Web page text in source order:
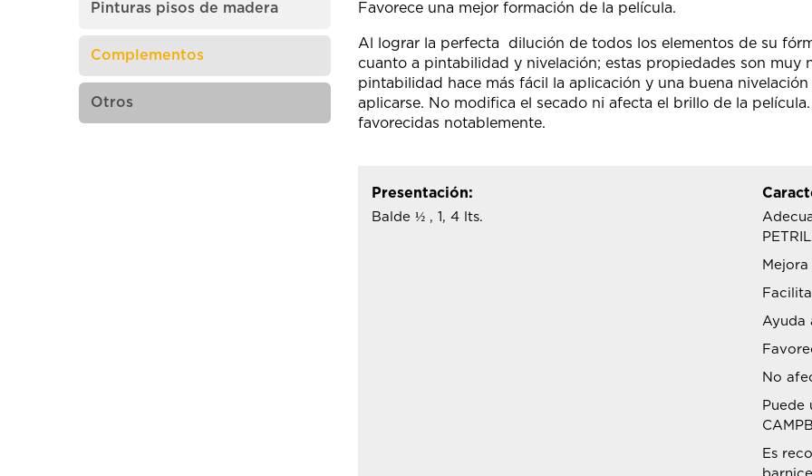
Pinturas pisos de madera
Complementos
Otros
Favorece una mejor formación de la película.
Al lograr la perfecta dilución de todos los elementos de su
cuanto a pintabilidad y nivelación; estas propiedades son muy
pintabilidad hace más fácil la aplicación y una buena
aplicarse. No modifica el secado ni afecta el brillo de la
favorecidas notablemente.
Presentación:
Balde ½ , 1, 4 lts.
Ayuda
No
Puede
Es